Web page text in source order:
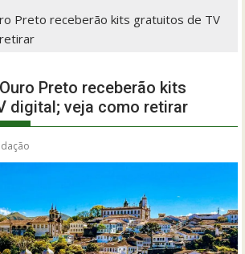
Preto receberão kits gratuitos de TV
Preto receberão kits
digital; veja como retirar